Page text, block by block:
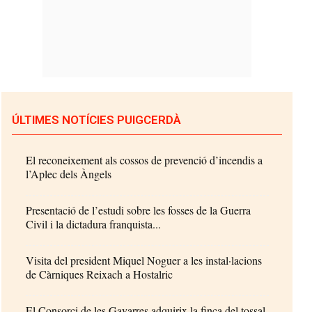
ÚLTIMES NOTÍCIES PUIGCERDÀ
El reconeixement als cossos de prevenció d’incendis a
l’Aplec dels Àngels
Presentació de l’estudi sobre les fosses de la Guerra
Civil i la dictadura franquista...
Visita del president Miquel Noguer a les instal·lacions
de Càrniques Reixach a Hostalric